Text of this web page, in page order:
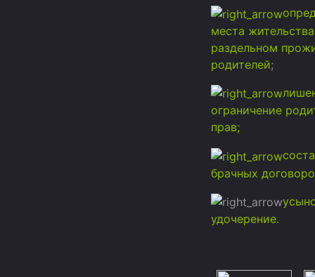
места
раздельном
родителей;
ограничение
прав;
брачных
удочерение.